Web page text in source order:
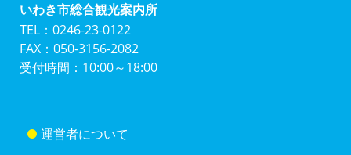
いわき市総合観光案内所
TEL：0246-23-0122
FAX：050-3156-2082
受付時間：10:00～18:00
運営者について